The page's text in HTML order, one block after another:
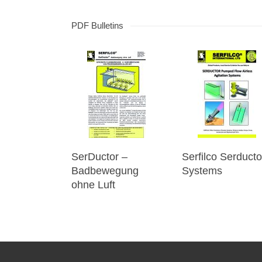
PDF Bulletins
SerDuctor –
Badbewegung
ohne Luft
Serfilco
Systems